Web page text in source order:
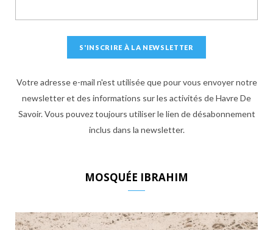
Votre adresse e-mail n'est utilisée que pour vous envoyer notre
newsletter et des informations sur les activités de Havre De
Savoir. Vous pouvez toujours utiliser le lien de désabonnement
inclus dans la newsletter.
MOSQUÉE IBRAHIM